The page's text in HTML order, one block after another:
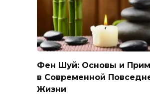
Фен Шуй: Основы и
в Современной
Жизни